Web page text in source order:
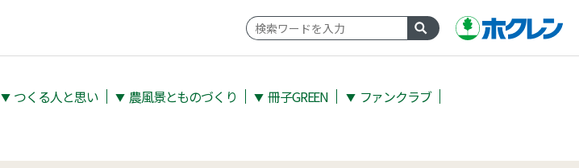
▼ つくる人と思い ▼ 農⾵景とものづくり ▼ 冊子GREEN ▼ ファンクラブ